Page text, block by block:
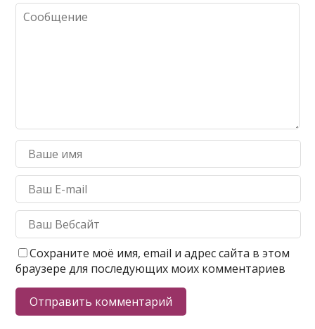
Сохраните моё имя, email и адрес сайта в этом
браузере для последующих моих комментариев